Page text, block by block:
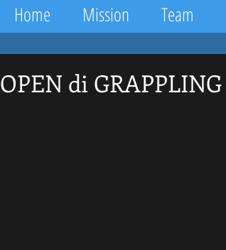
Home Mission Team
OPEN di